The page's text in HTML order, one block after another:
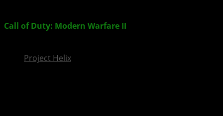
Call of Duty: Modern Warfare II
Project Helix